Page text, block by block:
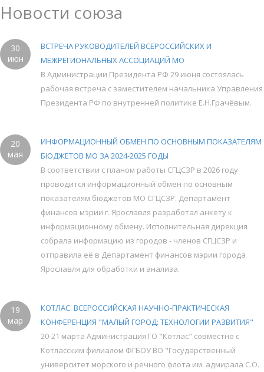
Новости союза
30
июн
ВСТРЕЧА РУКОВОДИТЕЛЕЙ ВСЕРОССИЙСКИХ И
МЕЖРЕГИОНАЛЬНЫХ АССОЦИАЦИЙ МО
В Администрации Президента РФ 29 июня состоялась
рабочая встреча с заместителем начальника Управления
Президента РФ по внутренней политике Е.Н.Грачёвым.
20
мая
ИНФОРМАЦИОННЫЙ ОБМЕН ПО ОСНОВНЫМ ПОКАЗАТЕЛЯМ
БЮДЖЕТОВ МО ЗА 2024-2025 ГОДЫ
В соответствии с планом работы СГЦСЗР в 2026 году
проводится информационный обмен по основным
показателям бюджетов МО СГЦСЗР. Департамент
финансов мэрии г. Ярославля разработал анкету к
информационному обмену. Исполнительная дирекция
собрала информацию из городов - членов СГЦСЗР и
отправила её в Департамент финансов мэрии города
Ярославля для обработки и анализа.
19
мар
КОТЛАС. ВСЕРОССИЙСКАЯ НАУЧНО-ПРАКТИЧЕСКАЯ
КОНФЕРЕНЦИЯ "МАЛЫЙ ГОРОД: ТЕХНОЛОГИИ РАЗВИТИЯ"
20-21 марта Администрация ГО "Котлас" совместно с
Котласским филиалом ФГБОУ ВО "Государственный
университет морского и речного флота им. адмирала С.О.